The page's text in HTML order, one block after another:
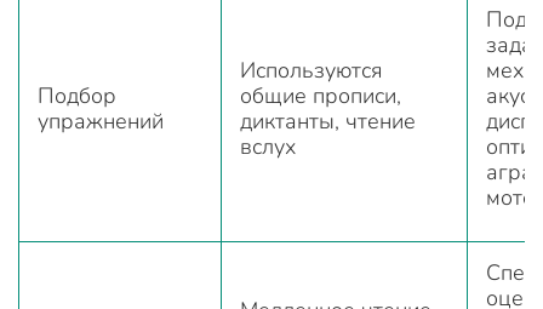
Подбор
упражнений
Используются
общие прописи,
диктанты, чтение
вслух